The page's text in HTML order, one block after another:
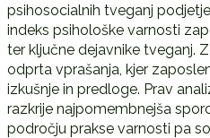
psihosocialnih tveganj
indeks psihološke varnosti
ter ključne dejavnike tveganj.
odprta vprašanja, kjer
izkušnje in predloge. Prav
razkrije najpomembnejša
področju prakse varnosti pa